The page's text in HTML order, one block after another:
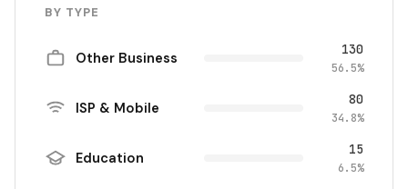
BY TYPE
Other Business 130
56.5%
ISP & Mobile 80
34.8%
Education 15
6.5%